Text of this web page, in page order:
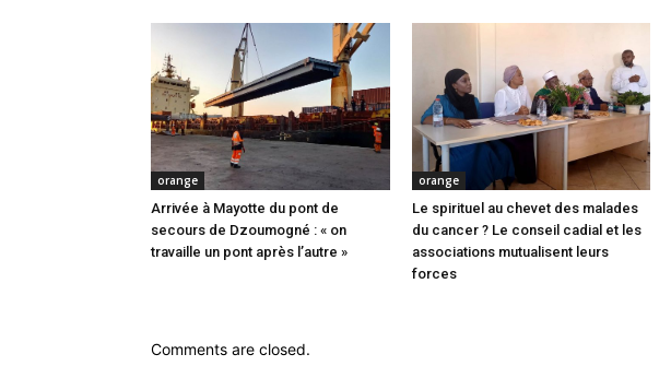
orange
Arrivée à Mayotte du pont de
secours de Dzoumogné : « on
travaille un pont après l’autre »
orange
Le spirituel au chevet des malades
du cancer ? Le conseil cadial et les
associations mutualisent leurs
forces
Comments are closed.